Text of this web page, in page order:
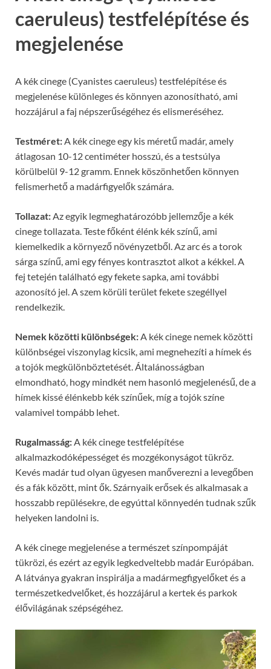
caeruleus) testfelépítése és
megjelenése
A kék cinege (Cyanistes caeruleus) testfelépítése és
megjelenése különleges és könnyen azonosítható, ami
hozzájárul a faj népszerűségéhez és elismeréséhez.
Testméret:A kék cinege egy kis méretű madár, amely
átlagosan 10-12 centiméter hosszú, és a testsúlya
körülbelül 9-12 gramm. Ennek köszönhetően könnyen
felismerhető a madárfigyelők számára.
Tollazat:Az egyik legmeghatározóbb jellemzője a kék
cinege tollazata. Teste főként élénk kék színű, ami
kiemelkedik a környező növényzetből. Az arc és a torok
sárga színű, ami egy fényes kontrasztot alkot a kékkel. A
fej tetején található egy fekete sapka, ami további
azonosító jel. A szem körüli terület fekete szegéllyel
rendelkezik.
Nemek közötti különbségek:A kék cinege nemek közötti
különbségei viszonylag kicsik, ami megnehezíti a hímek és
a tojók megkülönböztetését. Általánosságban
elmondható, hogy mindkét nem hasonló megjelenésű, de a
hímek kissé élénkebb kék színűek, míg a tojók színe
valamivel tompább lehet.
Rugalmasság:A kék cinege testfelépítése
alkalmazkodóképességet és mozgékonyságot tükröz.
Kevés madár tud olyan ügyesen manőverezni a levegőben
és a fák között, mint ők. Szárnyaik erősek és alkalmasak a
hosszabb repülésekre, de egyúttal könnyedén tudnak szűk
helyeken landolni is.
A kék cinege megjelenése a természet színpompáját
tükrözi, és ezért az egyik legkedveltebb madár Európában.
A látványa gyakran inspirálja a madármegfigyelőket és a
természetkedvelőket, és hozzájárul a kertek és parkok
élővilágának szépségéhez.